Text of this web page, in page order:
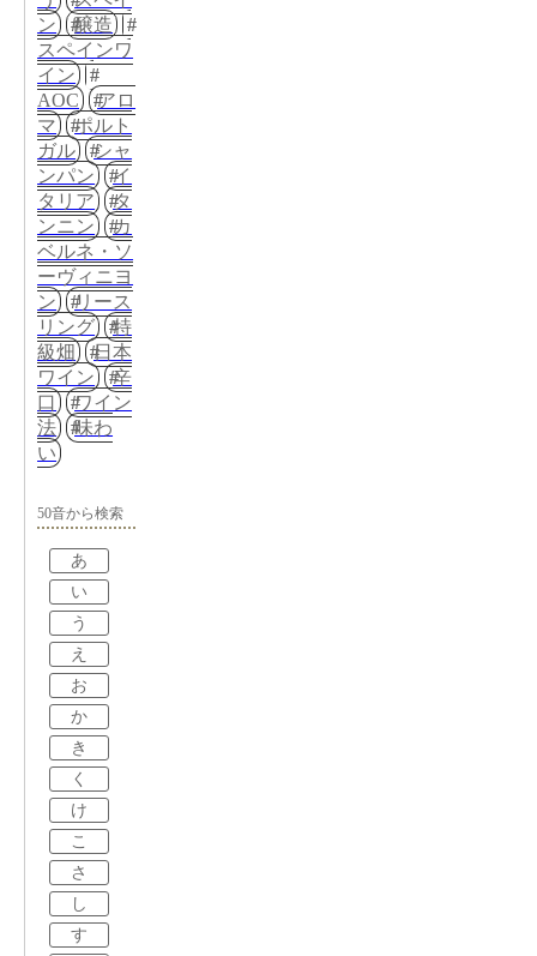
ン
醸造
スペインワ
イン
AOC
アロ
マ
ポルト
ガル
シャ
ンパン
イ
タリア
タ
ンニン
カ
ベルネ・ソ
ーヴィニヨ
ン
リース
リング
特
級畑
日本
ワイン
辛
口
ワイン
法
味わ
い
50音から検索
あ
い
う
え
お
か
き
く
け
こ
さ
し
す